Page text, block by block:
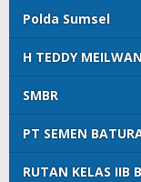
Polda Sumsel
H TEDDY
SMBR
PT SEMEN
RUTAN KELAS IIB